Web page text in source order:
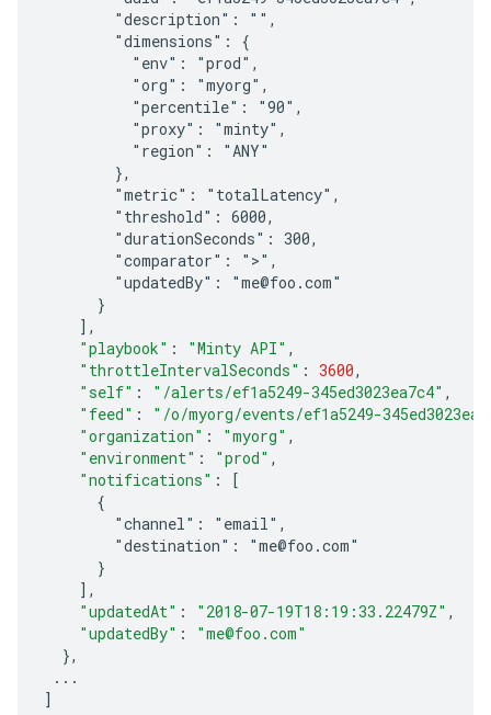
        "description": "",
        "dimensions": {
          "env": "prod",
          "org": "myorg",
          "percentile": "90",
          "proxy": "minty",
          "region": "ANY"
        },
        "metric": "totalLatency",
        "threshold": 6000,
        "durationSeconds": 300,
        "comparator": ">",
        "updatedBy": "me@foo.com"
      }
] ,
"playbook" : "Minty API" ,
"throttleIntervalSeconds" : 3600,
"self" : "/alerts/ef1a5249-345ed3023ea7c4" ,
"feed" :
"/o/myorg/events/ef1a5249-
"organization" : "myorg" ,
"environment" : "prod" ,
"notifications" :
[
      {
        "channel": "email",
        "destination": "me@foo.com"
      }
] ,
"updatedAt" : "2018-07-19T18:19:33.22479Z" ,
"updatedBy" :
"me@foo.com"
},
...
]